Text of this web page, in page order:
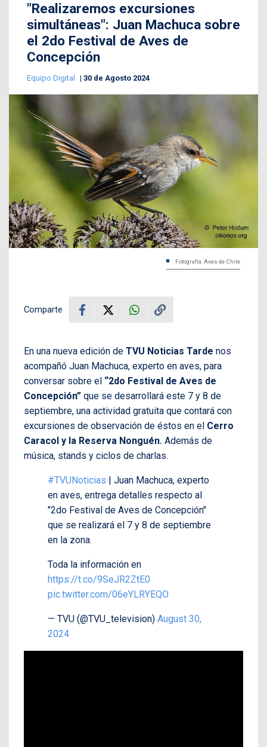
"Realizaremos excursiones
simultáneas": Juan Machuca sobre
el 2do Festival de Aves de
Concepción
Equipo Digital 30 de Agosto 2024
Fotografía: Aves de Chile
Comparte
En una nueva edición de TVU Noticias Tarde nos
acompañó Juan Machuca, experto en aves, para
conversar sobre el “2do Festival de Aves de
Concepción” que se desarrollará este 7 y 8 de
septiembre, una actividad gratuita que contará con
excursiones de observación de éstos en el Cerro
Caracol y la Reserva Nonguén. Además de
música, stands y ciclos de charlas.
#TVUNoticias | Juan Machuca, experto
en aves, entrega detalles respecto al
"2do Festival de Aves de Concepción"
que se realizará el 7 y 8 de septiembre
en la zona.
Toda la información en
https://t.co/9SeJR2ZtE0
pic.twitter.com/06eYLRYEQO
— TVU (@TVU_television) August 30,
2024